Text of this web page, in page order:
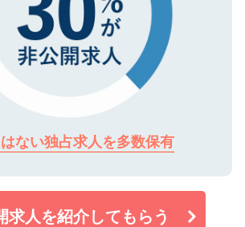
ない独占求人を多数保有
求人を紹介してもらう